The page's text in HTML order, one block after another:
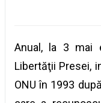
Anual, la 3 mai
Libertăţii Presei,
ONU în 1993